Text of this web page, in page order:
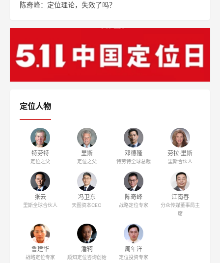
陈奇峰：定位理论，失效了吗？
定位人物
特劳特
定位之父
里斯
定位之父
邓德隆
特劳特全球总裁
劳拉·里斯
里斯合伙人
张云
里斯全球合伙人
冯卫东
天图资本CEO
陈奇峰
战略定位专家
江南春
分众传媒董事局主
席
鲁建华
战略定位专家
潘轲
顺知定位咨询创始
周年洋
定位投资专家